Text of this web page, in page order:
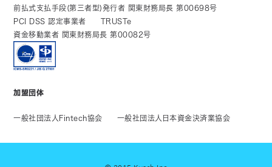
前払式支払手段(第三者型)発行者 関東財務局長 第00698号
PCI DSS 認定事業者
TRUSTe
資金移動業者 関東財務局長 第00082号
加盟団体
一般社団法人Fintech協会 一般社団法人日本資金決済業協会